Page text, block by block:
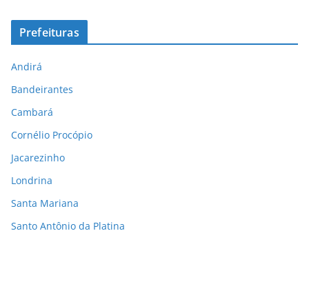
Prefeituras
Andirá
Bandeirantes
Cambará
Cornélio Procópio
Jacarezinho
Londrina
Santa Mariana
Santo Antônio da Platina